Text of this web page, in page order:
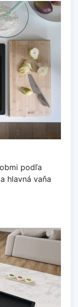
podľa
hlavná vaňa